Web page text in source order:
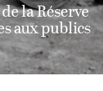
la Réserve
aux publics